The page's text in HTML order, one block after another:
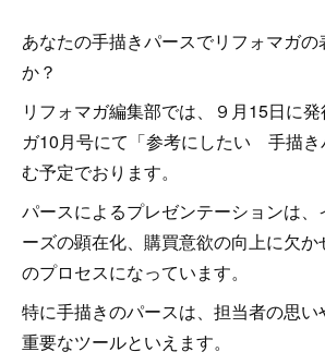
あなたの手描きパースでリフォマガ
か？
リフォマガ編集部では、９月15日に
ガ10月号にて「参考にしたい 手描き
む予定でおります。
パースによるプレゼンテーションは
ーズの顕在化、購買意欲の向上に欠
のプロセスになっています。
特に手描きのパースは、担当者の思い
重要なツールといえます。